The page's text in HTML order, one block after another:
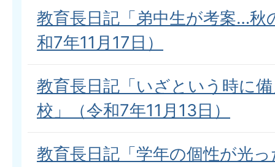
教育長日記「弟中生が考案…秋
和7年11月17日）
教育長日記「いざという時に
校」（令和7年11月13日）
教育長日記「学年の個性が光